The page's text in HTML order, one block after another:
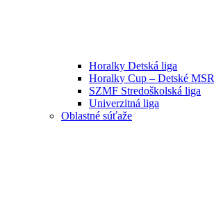
Horalky Detská liga
Horalky Cup – Detské MSR
SZMF Stredoškolská liga
Univerzitná liga
Oblastné súťaže